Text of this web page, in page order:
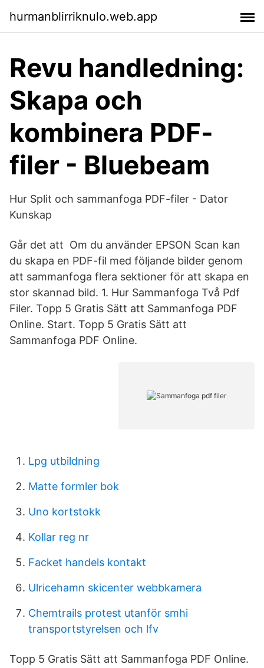
hurmanblirriknulo.web.app
Revu handledning:
Skapa och
kombinera PDF-
filer - Bluebeam
Hur Split och sammanfoga PDF-filer - Dator
Kunskap
Går det att Om du använder EPSON Scan kan
du skapa en PDF-fil med följande bilder genom
att sammanfoga flera sektioner för att skapa en
stor skannad bild. 1. Hur Sammanfoga Två Pdf
Filer. Topp 5 Gratis Sätt att Sammanfoga PDF
Online. Start. Topp 5 Gratis Sätt att
Sammanfoga PDF Online.
Lpg utbildning
Matte formler bok
Uno kortstokk
Kollar reg nr
Facket handels kontakt
Ulricehamn skicenter webbkamera
Chemtrails protest utanför smhi
transportstyrelsen och lfv
Topp 5 Gratis Sätt att Sammanfoga PDF Online.